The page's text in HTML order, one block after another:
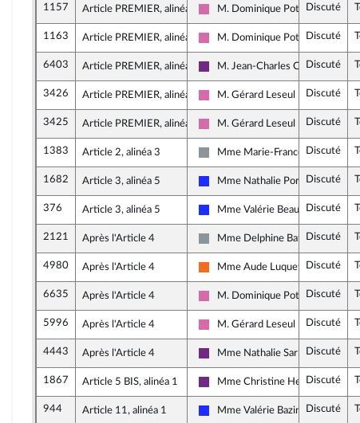
1157 Article PREMIER, alinéa 6
Socialistes et apparentés
M. Dominique PotierDiscuté
1163 Article PREMIER, alinéa 6
Socialistes et apparentés
M. Dominique PotierDiscuté
6403 Article PREMIER, alinéa 3
La République en Marche
M. Jean-Charles Colas-Roy
Discuté
3426 Article PREMIER, alinéa 7
Socialistes et apparentés
M. Gérard Leseul Discuté
3425 Article PREMIER, alinéa 7
Socialistes et apparentés
M. Gérard Leseul Discuté
1383 Article 2, alinéa 3
Non inscrit
Mme Marie-France Lorho
Discuté
1682 Article 3, alinéa 5
Les Républicains
Mme Nathalie PorteDiscuté
376 Article 3, alinéa 5
Les Républicains
Mme Valérie BeauvaisDiscuté
2121 Après l'Article 4
Non inscrit
Mme Delphine BathoDiscuté
4980 Après l'Article 4
Mouvement Démocrate
Mme Aude Luquet Discuté
6635 Après l'Article 4
Socialistes et apparentés
M. Dominique PotierDiscuté
5996 Après l'Article 4
Socialistes et apparentés
M. Gérard Leseul Discuté
4443 Après l'Article 4
La République en Marche
Mme Nathalie SarlesDiscuté
1867 Article 5 BIS, alinéa 1
La République en Marche
Mme Christine HennionDiscuté
944 Article 11, alinéa 1
Les Républicains
Mme Valérie Bazin-Malgras
Discuté